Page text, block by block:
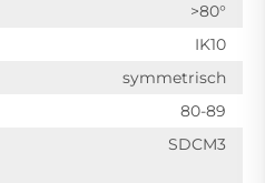
>80°
IK10
symmetrisch
80-89
SDCM3